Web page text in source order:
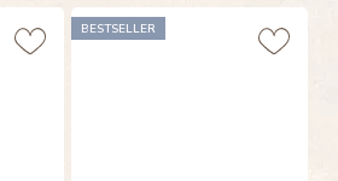
BESTSELLER